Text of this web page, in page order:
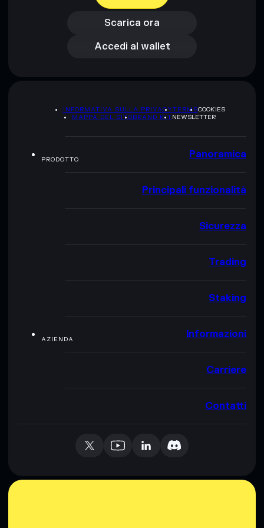
Scarica ora
Accedi al wallet
Accedi al wallet
INFORMATIVA SULLA PRIVACYTERMSCOOKIES
MAPPA DEL SITOBRAND KITNEWSLETTER
PRODOTTO Panoramica
Principali funzionalità
Sicurezza
Trading
Staking
AZIENDA Informazioni
Carriere
Contatti